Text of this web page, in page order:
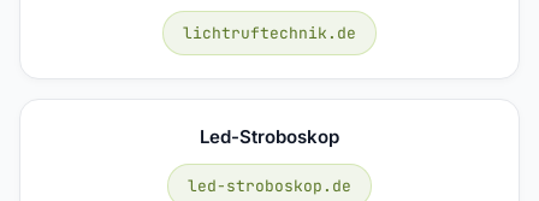
lichtruftechnik.de
Led-Stroboskop
led-stroboskop.de